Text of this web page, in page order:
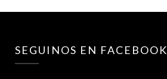
SEGUINOS EN FACEBOOK